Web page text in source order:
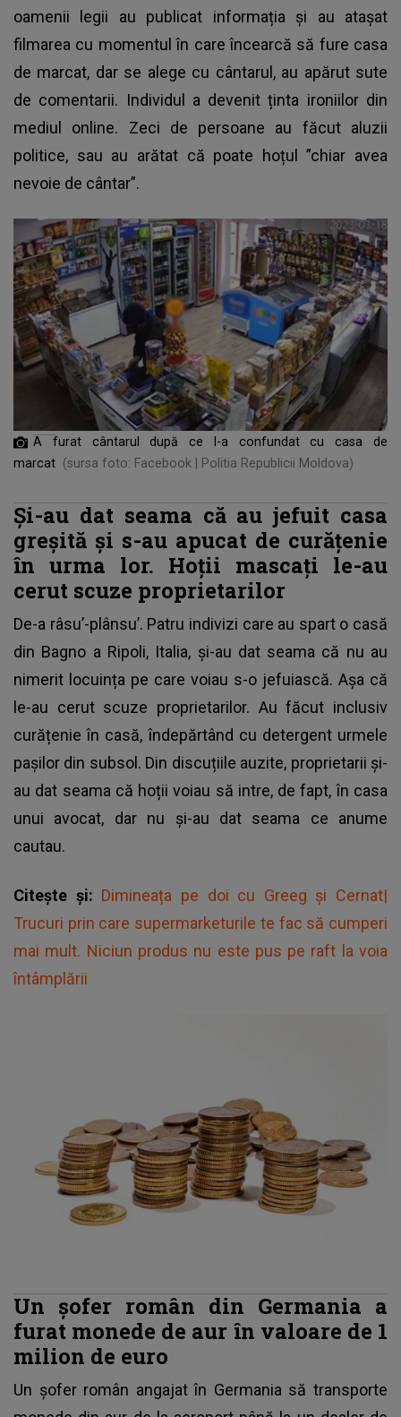
oamenii legii au publicat informația și au atașat
filmarea cu momentul în care încearcă să fure casa
de marcat, dar se alege cu cântarul, au apărut sute
de comentarii. Individul a devenit ținta ironiilor din
mediul online. Zeci de persoane au făcut aluzii
politice, sau au arătat că poate hoțul ”chiar avea
nevoie de cântar”.
A furat cântarul după ce l-a confundat cu casa de
marcat (sursa foto: Facebook | Politia Republicii Moldova)
Și-au dat seama că au jefuit casa
greșită și s-au apucat de curățenie
în urma lor. Hoții mascați le-au
cerut scuze proprietarilor
De-a râsu’-plânsu’. Patru indivizi care au spart o casă
din Bagno a Ripoli, Italia, și-au dat seama că nu au
nimerit locuința pe care voiau s-o jefuiască. Așa că
le-au cerut scuze proprietarilor. Au făcut inclusiv
curățenie în casă, îndepărtând cu detergent urmele
pașilor din subsol. Din discuțiile auzite, proprietarii și-
au dat seama că hoții voiau să intre, de fapt, în casa
unui avocat, dar nu și-au dat seama ce anume
cautau.
Citește și: Dimineața pe doi cu Greeg și Cernat|
Trucuri prin care supermarketurile te fac să cumperi
mai mult. Niciun produs nu este pus pe raft la voia
întâmplării
Un șofer român din Germania a
furat monede de aur în valoare de 1
milion de euro
Un șofer român angajat în Germania să transporte